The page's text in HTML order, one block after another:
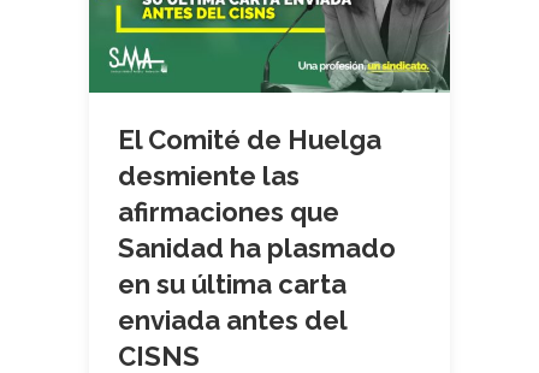
El Comité de Huelga
desmiente las
afirmaciones que
Sanidad ha plasmado
en su última carta
enviada antes del
CISNS